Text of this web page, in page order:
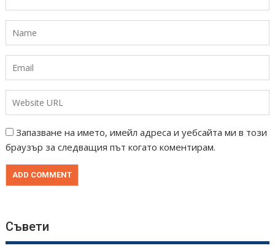
Запазване на името, имейл адреса и уебсайта ми в този
браузър за следващия път когато коментирам.
Съвети